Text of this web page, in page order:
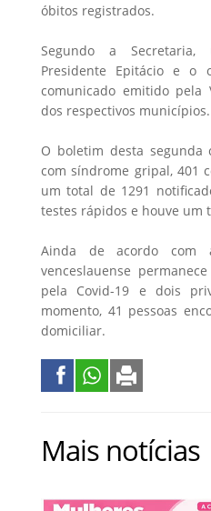
óbitos registrados.
Segundo a
Presidente Epitácio e o
comunicado emitido pela
dos respectivos municípios.
O boletim desta segunda
com síndrome gripal, 401
um total de 1291
testes rápidos e houve um
Ainda de acordo com
venceslauense
pela Covid-19 e dois
momento, 41 pessoas
domiciliar.
Mais notícias